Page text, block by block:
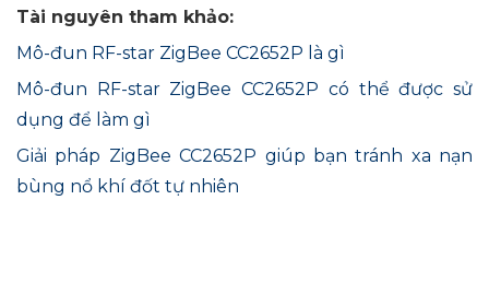
Tài nguyên tham khảo:
Mô-đun RF-star ZigBee CC2652P là gì
Mô-đun RF-star ZigBee CC2652P có thể được sử
dụng để làm gì
Giải pháp ZigBee CC2652P giúp bạn tránh xa nạn
bùng nổ khí đốt tự nhiên